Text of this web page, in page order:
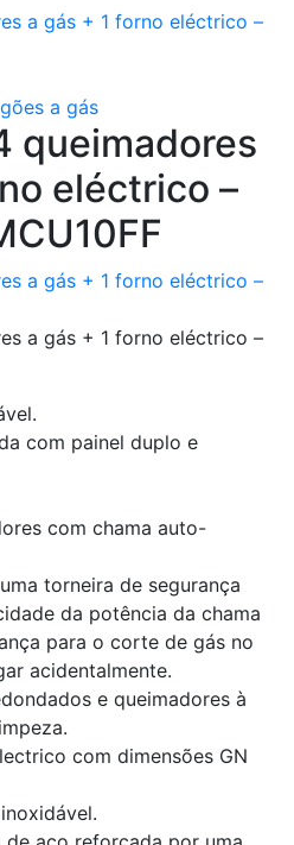
a gás + 1 forno eléctrico –
a gás
queimadores
eléctrico –
a gás + 1 forno eléctrico –
a gás + 1 forno eléctrico –
com painel duplo e
com chama auto-
torneira de segurança
da potência da chama
para o corte de gás no
acidentalmente.
e queimadores à
com dimensões GN